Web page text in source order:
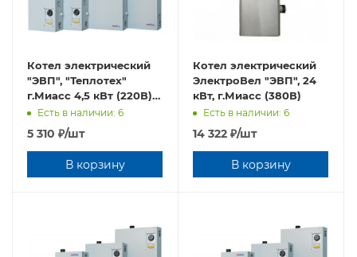
Котел электрический
"ЭВП", "Теплотех"
г.Миасс 4,5 кВт (220В)
(на автоматах)
Есть в наличии: 6
5 310 ₽/шт
В корзину
Котел электрический
ЭлектроВел "ЭВП", 24
кВт, г.Миасс (380В)
Есть в наличии: 6
14 322 ₽/шт
В корзину